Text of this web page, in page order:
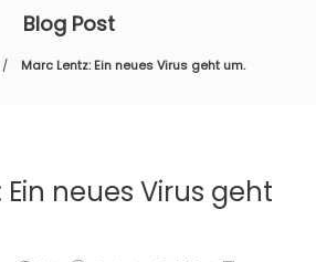
Blog Post
Marc Lentz: Ein neues Virus geht um.
Ein neues Virus geht